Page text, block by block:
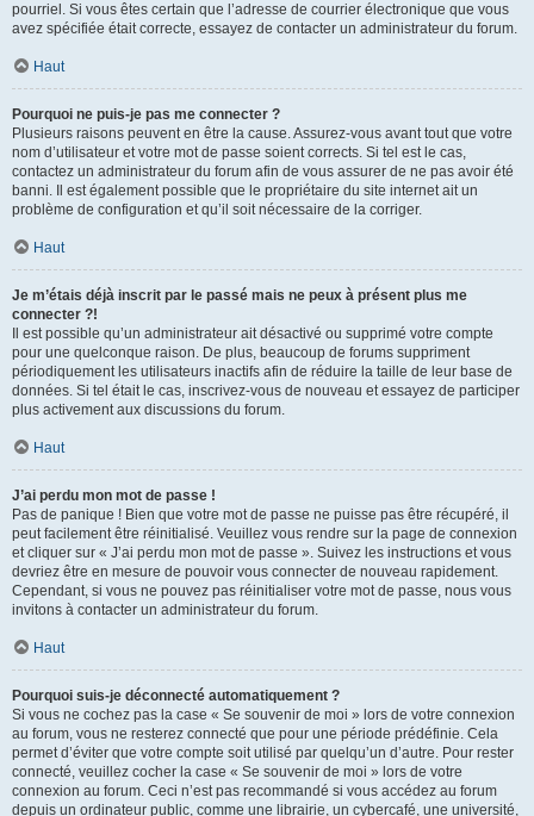
pourriel. Si vous êtes certain que l’adresse de courrier électronique que vous
avez spécifiée était correcte, essayez de contacter un administrateur du forum.
Haut
Pourquoi ne puis-je pas me connecter ?
Plusieurs raisons peuvent en être la cause. Assurez-vous avant tout que votre
nom d’utilisateur et votre mot de passe soient corrects. Si tel est le cas,
contactez un administrateur du forum afin de vous assurer de ne pas avoir été
banni. Il est également possible que le propriétaire du site internet ait un
problème de configuration et qu’il soit nécessaire de la corriger.
Haut
Je m’étais déjà inscrit par le passé mais ne peux à présent plus me
connecter ?!
Il est possible qu’un administrateur ait désactivé ou supprimé votre compte
pour une quelconque raison. De plus, beaucoup de forums suppriment
périodiquement les utilisateurs inactifs afin de réduire la taille de leur base de
données. Si tel était le cas, inscrivez-vous de nouveau et essayez de participer
plus activement aux discussions du forum.
Haut
J’ai perdu mon mot de passe !
Pas de panique ! Bien que votre mot de passe ne puisse pas être récupéré, il
peut facilement être réinitialisé. Veuillez vous rendre sur la page de connexion
et cliquer sur « J’ai perdu mon mot de passe ». Suivez les instructions et vous
devriez être en mesure de pouvoir vous connecter de nouveau rapidement.
Cependant, si vous ne pouvez pas réinitialiser votre mot de passe, nous vous
invitons à contacter un administrateur du forum.
Haut
Pourquoi suis-je déconnecté automatiquement ?
Si vous ne cochez pas la case « Se souvenir de moi » lors de votre connexion
au forum, vous ne resterez connecté que pour une période prédéfinie. Cela
permet d’éviter que votre compte soit utilisé par quelqu’un d’autre. Pour rester
connecté, veuillez cocher la case « Se souvenir de moi » lors de votre
connexion au forum. Ceci n’est pas recommandé si vous accédez au forum
depuis un ordinateur public, comme une librairie, un cybercafé, une université,